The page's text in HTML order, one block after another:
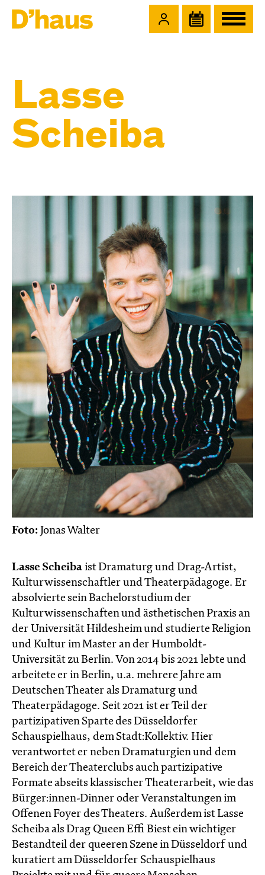
Lasse
Scheiba
Foto: Jonas Walter
Lasse Scheiba ist Dramaturg und Drag-Artist,
Kulturwissenschaftler und Theaterpädagoge. Er
absolvierte sein Bachelorstudium der
Kulturwissenschaften und ästhetischen Praxis an
der Universität Hildesheim und studierte Religion
und Kultur im Master an der Humboldt-
Universität zu Berlin. Von 2014 bis 2021 lebte und
arbeitete er in Berlin, u.a. mehrere Jahre am
Deutschen Theater als Dramaturg und
Theaterpädagoge. Seit 2021 ist er Teil der
partizipativen Sparte des Düsseldorfer
Schauspielhaus, dem Stadt:Kollektiv. Hier
verantwortet er neben Dramaturgien und dem
Bereich der Theaterclubs auch partizipative
Formate abseits klassischer Theaterarbeit, wie das
Bürger:innen-Dinner oder Veranstaltungen im
Offenen Foyer des Theaters. Außerdem ist Lasse
Scheiba als Drag Queen Effi Biest ein wichtiger
Bestandteil der queeren Szene in Düsseldorf und
kuratiert am Düsseldorfer Schauspielhaus